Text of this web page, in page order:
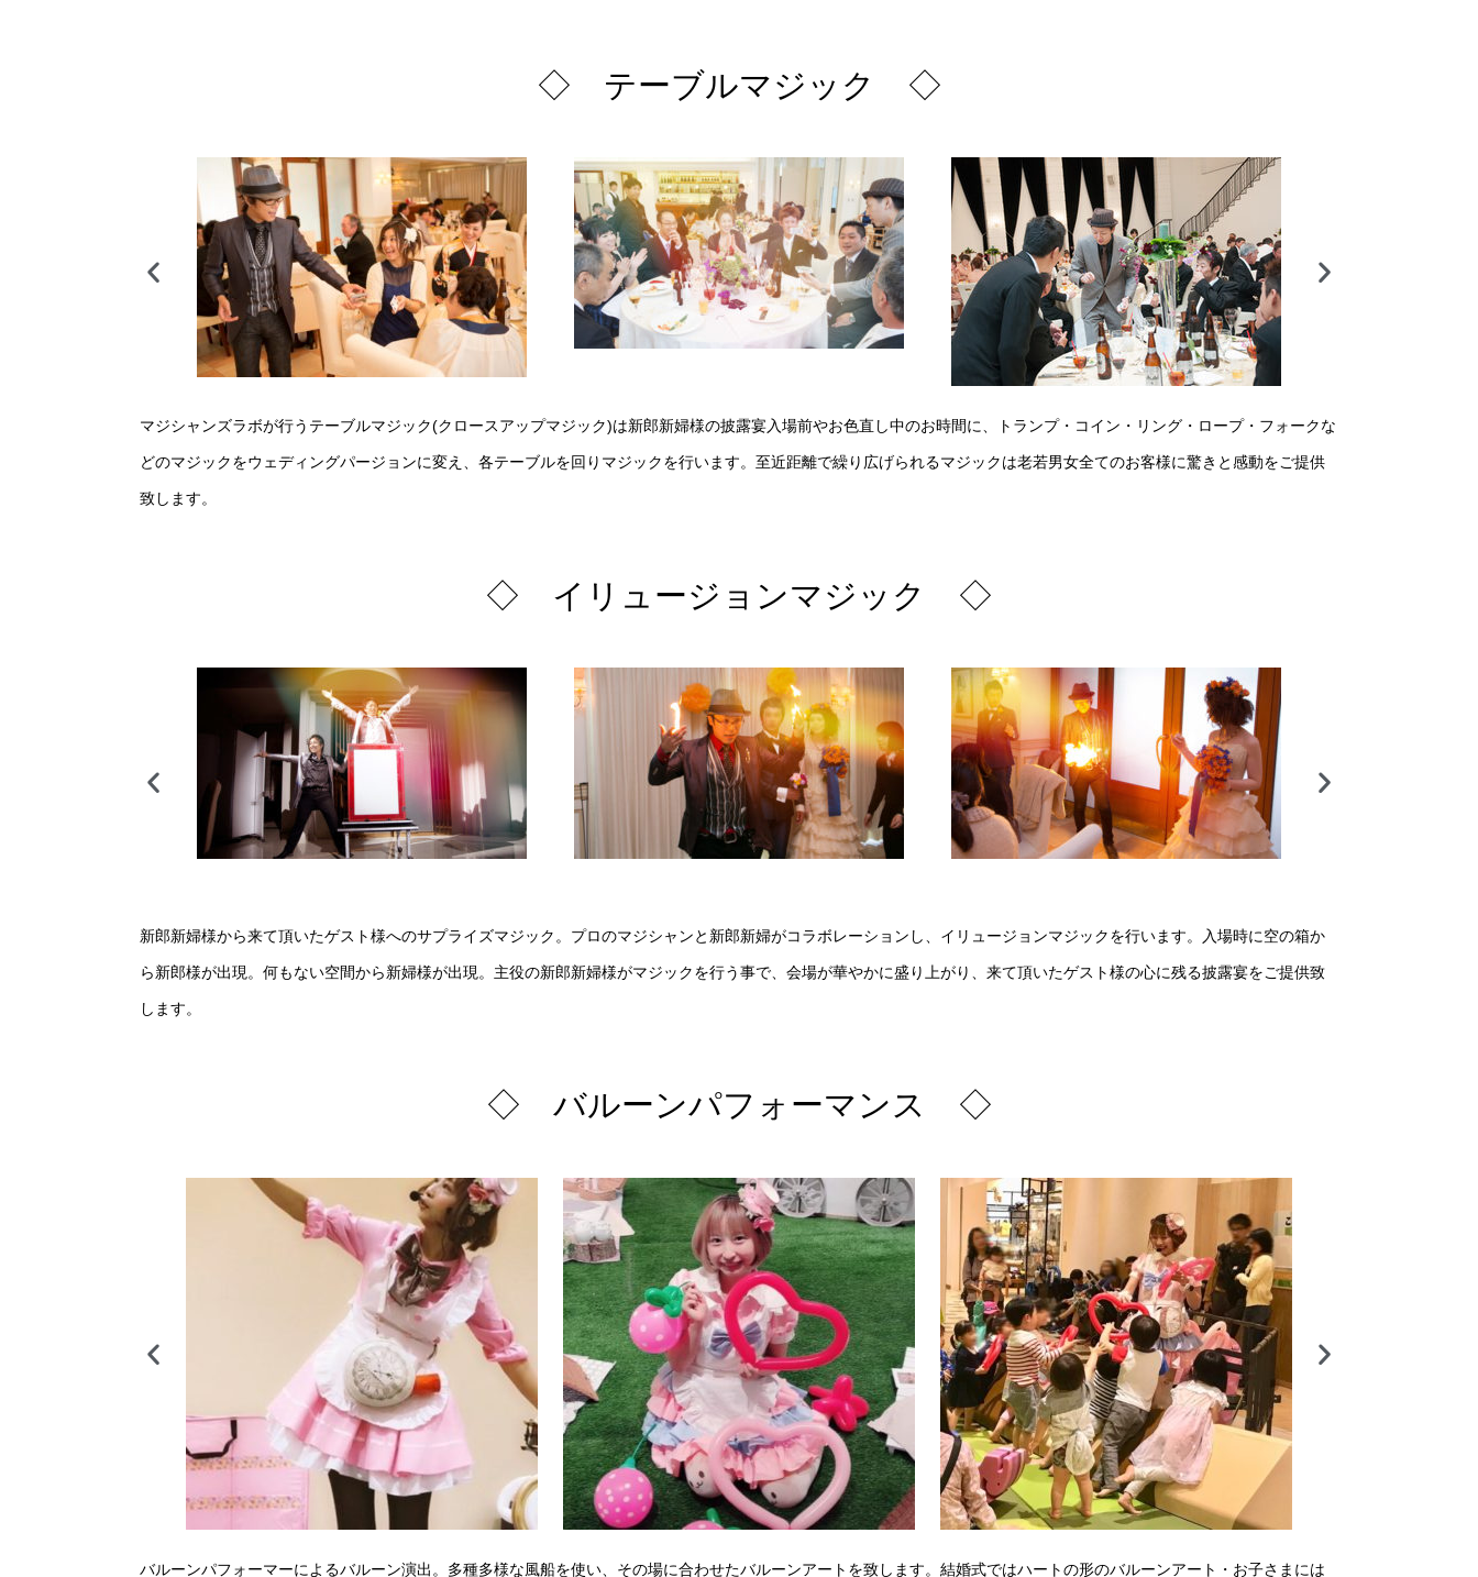
◇ テーブルマジック ◇
マジシャンズラボが行うテーブルマジック(クロースアップマジック)は新郎新婦様の披露宴入場前やお色直し中のお時間に、トランプ・コイン・リング・ロープ・フォークな
どのマジックをウェディングパージョンに変え、各テーブルを回りマジックを行います。至近距離で繰り広げられるマジックは老若男女全てのお客様に驚きと感動をご提供
致します。
◇ イリュージョンマジック ◇
新郎新婦様から来て頂いたゲスト様へのサプライズマジック。プロのマジシャンと新郎新婦がコラボレーションし、イリュージョンマジックを行います。入場時に空の箱か
ら新郎様が出現。何もない空間から新婦様が出現。主役の新郎新婦様がマジックを行う事で、会場が華やかに盛り上がり、来て頂いたゲスト様の心に残る披露宴をご提供致
します。
◇ バルーンパフォーマンス ◇
バルーンパフォーマーによるバルーン演出。多種多様な風船を使い、その場に合わせたバルーンアートを致します。結婚式ではハートの形のバルーンアート・お子さまには